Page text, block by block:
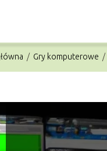
/ Gry komputerowe /